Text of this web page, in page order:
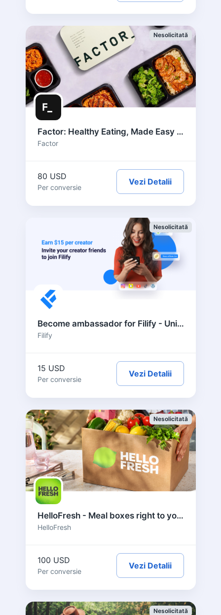
Nesolicitată
Factor: Healthy Eating, Made Easy – US
Factor
80 USD
Per conversie
Vezi Detalii
Nesolicitată
Become ambassador for Filify - United States
Filify
15 USD
Per conversie
Vezi Detalii
Nesolicitată
HelloFresh - Meal boxes right to your door - US
HelloFresh
100 USD
Per conversie
Vezi Detalii
Nesolicitată